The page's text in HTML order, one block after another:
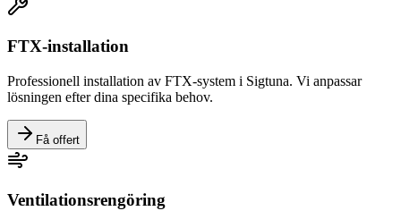
FTX-installation
Professionell installation av FTX-system i Sigtuna. Vi anpassar
lösningen efter dina specifika behov.
Få offert
Ventilationsrengöring